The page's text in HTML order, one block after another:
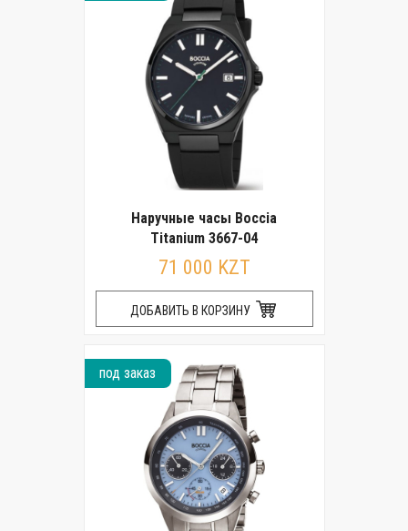
Наручные часы Boccia
Titanium 3667-04
71 000 KZT
ДОБАВИТЬ В КОРЗИНУ
под заказ